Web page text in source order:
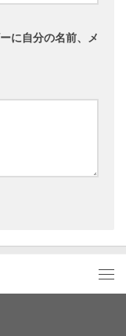
に自分の名前、メ